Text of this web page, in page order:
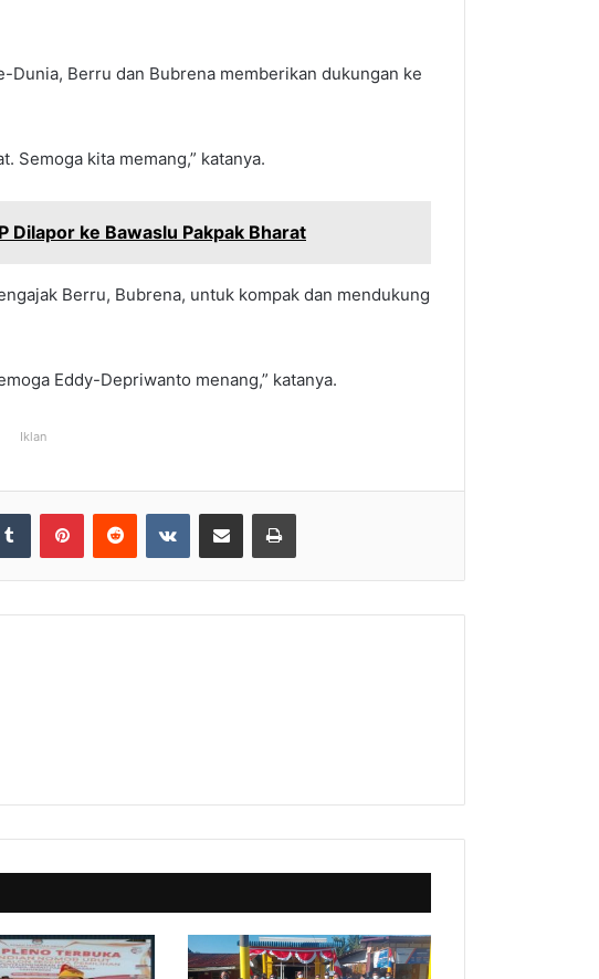
Dunia, Berru dan Bubrena memberikan dukungan ke
Semoga kita memang,” katanya.
Dilapor ke Bawaslu Pakpak Bharat
Berru, Bubrena, untuk kompak dan mendukung
Eddy-Depriwanto menang,” katanya.
Iklan